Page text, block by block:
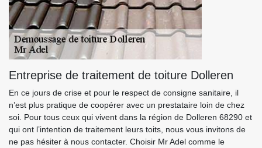
Entreprise de traitement de toiture Dolleren
En ce jours de crise et pour le respect de consigne sanitaire, il
n’est plus pratique de coopérer avec un prestataire loin de chez
soi. Pour tous ceux qui vivent dans la région de Dolleren 68290 et
qui ont l’intention de traitement leurs toits, nous vous invitons de
ne pas hésiter à nous contacter. Choisir Mr Adel comme le